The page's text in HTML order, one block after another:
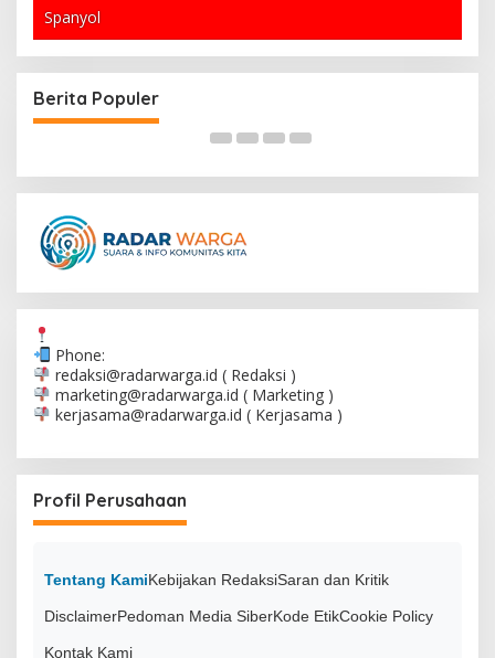
Spanyol
Berita Populer
Kekeringan Melanda Indonesia: Dampak dan
Phone:
redaksi@radarwarga.id ( Redaksi )
marketing@radarwarga.id ( Marketing )
kerjasama@radarwarga.id ( Kerjasama )
Profil Perusahaan
Tentang KamiKebijakan RedaksiSaran dan Kritik
DisclaimerPedoman Media SiberKode EtikCookie Policy
Kontak Kami